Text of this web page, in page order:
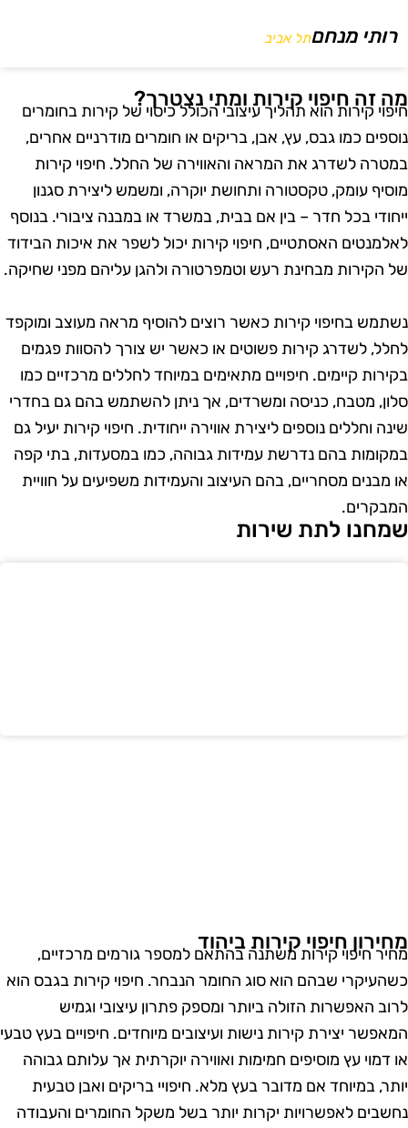
רותי מנחםתל אביב
זה חיפוי קירות ומתי נצטרך?
קירות הוא תהליך עיצובי הכולל כיסוי של קירות בחומרים
כמו גבס, עץ, אבן, בריקים או חומרים מודרניים אחרים,
לשדרג את המראה והאווירה של החלל. חיפוי קירות
עומק, טקסטורה ותחושת יוקרה, ומשמש ליצירת סגנון
בכל חדר – בין אם בבית, במשרד או במבנה ציבורי. בנוסף
האסתטיים, חיפוי קירות יכול לשפר את איכות הבידוד
הקירות מבחינת רעש וטמפרטורה ולהגן עליהם מפני שחיקה.
בחיפוי קירות כאשר רוצים להוסיף מראה מעוצב ומוקפד
לשדרג קירות פשוטים או כאשר יש צורך להסוות פגמים
קיימים. חיפויים מתאימים במיוחד לחללים מרכזיים כמו
מטבח, כניסה ומשרדים, אך ניתן להשתמש בהם גם בחדרי
וחללים נוספים ליצירת אווירה ייחודית. חיפוי קירות יעיל גם
בהם נדרשת עמידות גבוהה, כמו במסעדות, בתי קפה
מבנים מסחריים, בהם העיצוב והעמידות משפיעים על חוויית
לתת שירות
חיפוי קירות ביהוד
חיפוי קירות משתנה בהתאם למספר גורמים מרכזיים,
שבהם הוא סוג החומר הנבחר. חיפוי קירות בגבס הוא
האפשרות הזולה ביותר ומספק פתרון עיצובי וגמיש
יצירת קירות נישות ועיצובים מיוחדים. חיפויים בעץ טבעי
דמוי עץ מוסיפים חמימות ואווירה יוקרתית אך עלותם גבוהה
במיוחד אם מדובר בעץ מלא. חיפויי בריקים ואבן טבעית
לאפשרויות יקרות יותר בשל משקל החומרים והעבודה